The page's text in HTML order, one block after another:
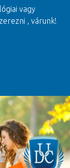
vagy
, várunk!